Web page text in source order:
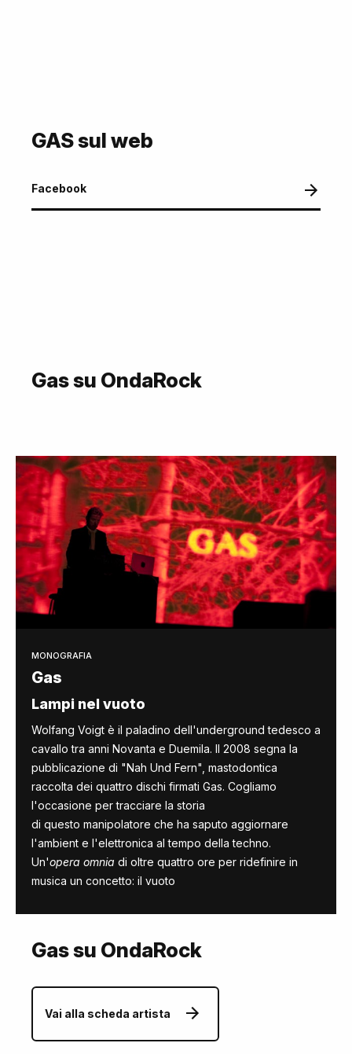
GAS sul web
Facebook
Gas su OndaRock
MONOGRAFIA
Gas
Lampi nel vuoto
Wolfang Voigt è il paladino dell'underground tedesco a
cavallo tra anni Novanta e Duemila. Il 2008 segna la
pubblicazione di "Nah Und Fern", mastodontica
raccolta dei quattro dischi firmati Gas. Cogliamo
l'occasione per tracciare la storia
di questo manipolatore che ha saputo aggiornare
l'ambient e l'elettronica al tempo della techno.
Un'opera omnia di oltre quattro ore per ridefinire in
musica un concetto: il vuoto
Gas su OndaRock
Vai alla scheda artista